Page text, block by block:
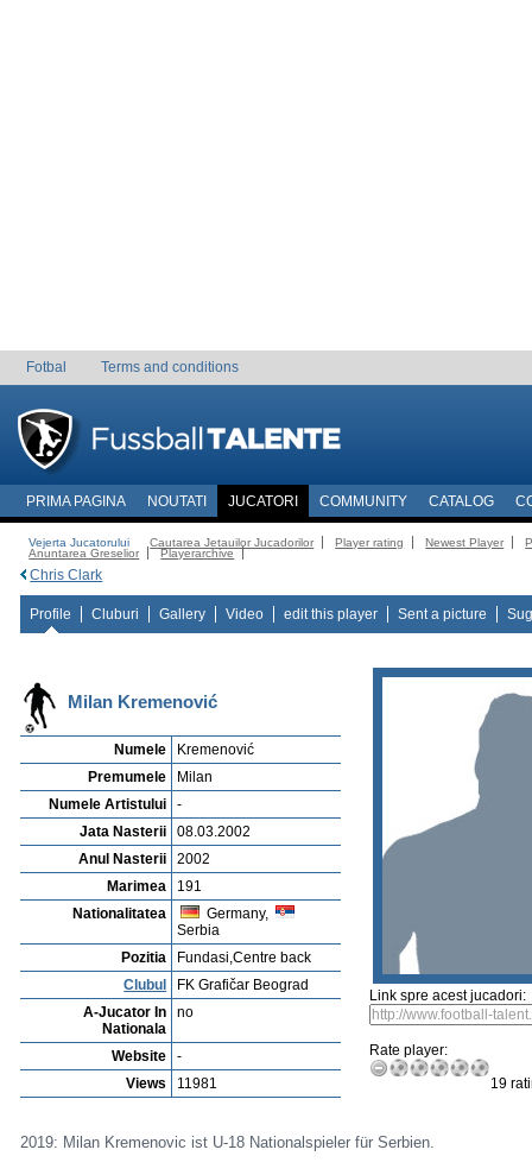
Fotbal Terms and conditions
PRIMA PAGINA NOUTATI JUCATORI COMMUNITY CATALOG
Vejerta Jucatorului Cautarea Jetauilor Jucadorilor Player rating Newest Player
Anuntarea Greselior
Playerarchive
Chris Clark
Profile Cluburi Gallery Video edit this player Sent a picture
Milan Kremenović
Numele
Kremenović
Premumele
Milan
Numele Artistului
-
Jata Nasterii
08.03.2002
Anul Nasterii
2002
Marimea
191
Nationalitatea
Germany,
Serbia
Pozitia
Fundasi,Centre back
Clubul
FK Grafičar Beograd
A-Jucator In
Nationala
no
Website
-
Views
11981
Link spre acest jucadori:
Rate player:
19
2019: Milan Kremenovic ist U-18 Nationalspieler für Serbien.